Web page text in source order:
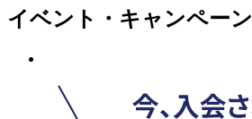
イベント・キャンペーン